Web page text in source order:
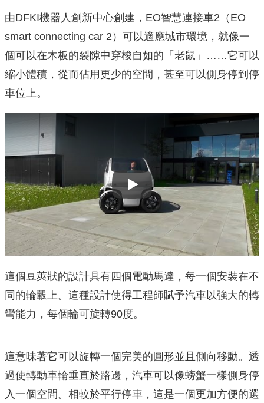
由DFKI機器人創新中心創建，EO智慧連接車2（EO
smart connecting car 2）可以適應城市環境，就像一
個可以在木板的裂隙中穿梭自如的「老鼠」……它可以
縮小體積，從而佔用更少的空間，甚至可以側身停到停
車位上。
Play
這個豆莢狀的設計具有四個電動馬達，每一個安裝在不
同的輪轂上。這種設計使得工程師賦予汽車以強大的轉
彎能力，每個輪可旋轉90度。
這意味著它可以旋轉一個完美的圓形並且側向移動。透
過使轉動車輪垂直於路邊，汽車可以像螃蟹一樣側身停
入一個空間。相較於平行停車，這是一個更加方便的選